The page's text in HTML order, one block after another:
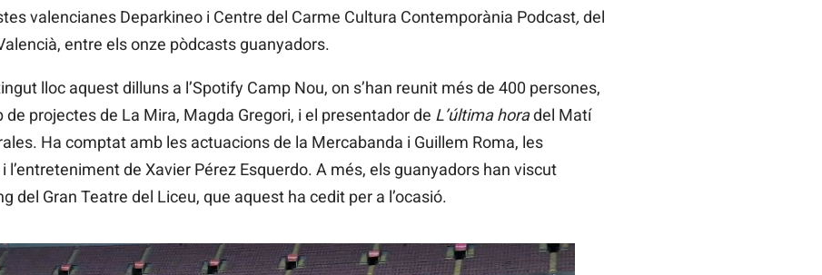
valencianes Deparkineo i Centre del Carme Cultura Contemporània Podcast, del
entre els onze pòdcasts guanyadors.
lloc aquest dilluns a l’Spotify Camp Nou, on s’han reunit més de 400 persones,
projectes de La Mira, Magda Gregori, i el presentador de L’última horadel Matí
Ha comptat amb les actuacions de la Mercabanda i Guillem Roma, les
l’entreteniment de Xavier Pérez Esquerdo. A més, els guanyadors han viscut
del Gran Teatre del Liceu, que aquest ha cedit per a l’ocasió.